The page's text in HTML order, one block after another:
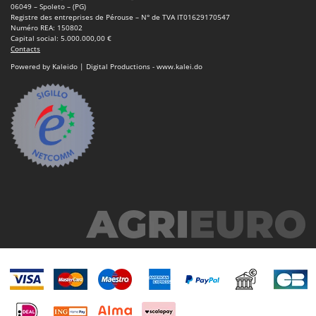
Master
Mastercook
Masterpro
McCulloch
MCH
Michelin
Mille
Minox
MTD
06049 – Spoleto – (PG)
Registre des entreprises de Pérouse – N° de TVA IT01629170547
Numéro REA: 150802
Capital social: 5.000.000,00 €
Contacts
Powered by Kaleido | Digital Productions - www.kalei.do